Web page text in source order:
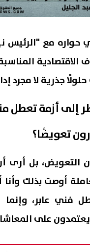
حواره مع "الرئيس
الاقتصادية
جذرية لا مجرد
إلى أزمة تعطل
تعويضًا؟
التعويض، بل
أوصت بذلك
فني عابر، وإنما
يعتمدون على